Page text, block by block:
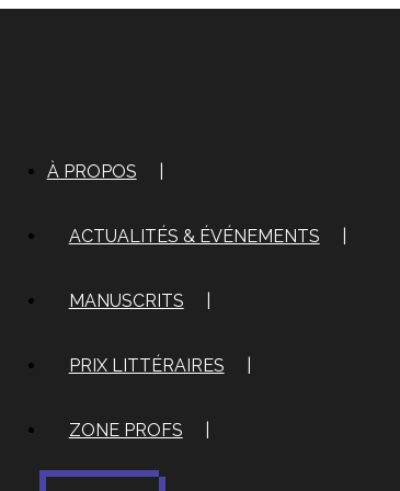
À PROPOS
ACTUALITÉS & ÉVÉNEMENTS
MANUSCRITS
PRIX LITTÉRAIRES
ZONE PROFS